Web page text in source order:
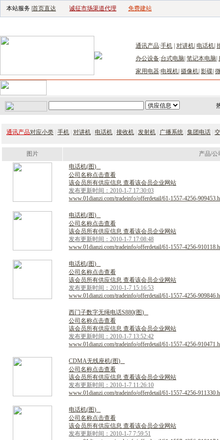
本站服务 | 首页直达 诚征市场渠道代理 免费建站
通讯产品:手机 对讲机 电话机
办公设备:台式电脑 笔记本电脑
家用电器:电视机 摄像机 影碟
通讯产品对应小类 手机 对讲机 电话机 接收机 发射机 广播系统 集团电话
图片
产品/公
电话机(图)
公司名称点击查看
该会员所有供应信息 查看该会员企业网站
发布更新时间：2010-1-7 17:30:03
www.01dianzi.com/tradeinfo/offerdetail/61-1557-4256-
电话机(图)
公司名称点击查看
该会员所有供应信息 查看该会员企业网站
发布更新时间：2010-1-7 17:08:48
www.01dianzi.com/tradeinfo/offerdetail/61-1557-4256-
电话机(图)
公司名称点击查看
该会员所有供应信息 查看该会员企业网站
发布更新时间：2010-1-7 15:16:53
www.01dianzi.com/tradeinfo/offerdetail/61-1557-4256-
西门子数字无绳电话S880(图)
公司名称点击查看
该会员所有供应信息 查看该会员企业网站
发布更新时间：2010-1-7 13:52:42
www.01dianzi.com/tradeinfo/offerdetail/61-1557-4256-
CDMA无线座机(图)
公司名称点击查看
该会员所有供应信息 查看该会员企业网站
发布更新时间：2010-1-7 11:26:10
www.01dianzi.com/tradeinfo/offerdetail/61-1557-4256-
电话机(图)
公司名称点击查看
该会员所有供应信息 查看该会员企业网站
发布更新时间：2010-1-7 7:59:51